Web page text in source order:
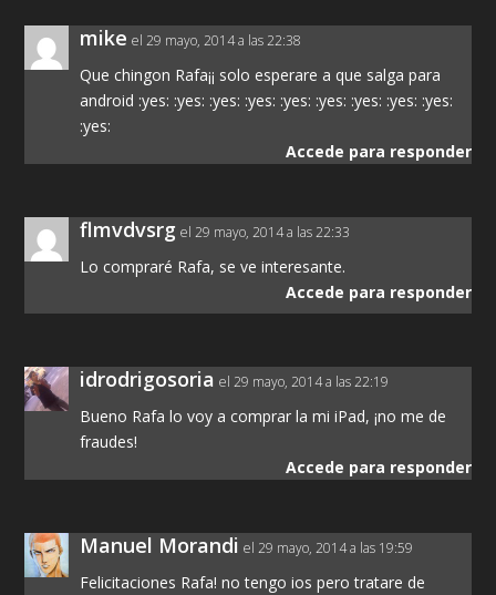
mike el 29 mayo, 2014 a las 22:38
Que chingon Rafa¡¡ solo esperare a que salga para
android :yes: :yes: :yes: :yes: :yes: :yes: :yes: :yes: :yes:
:yes:
Accede para responder
flmvdvsrg el 29 mayo, 2014 a las 22:33
Lo compraré Rafa, se ve interesante.
Accede para responder
idrodrigosoria el 29 mayo, 2014 a las 22:19
Bueno Rafa lo voy a comprar la mi iPad, ¡no me de
fraudes!
Accede para responder
Manuel Morandi el 29 mayo, 2014 a las 19:59
Felicitaciones Rafa! no tengo ios pero tratare de